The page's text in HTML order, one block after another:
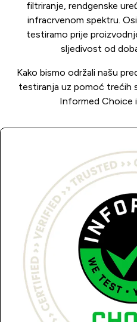
filtriranje, rendgenske
infracrvenom spektru.
testiramo prije
sljedivost od
Kako bismo održali našu
testiranja uz pomoć trećih
Informed Choice